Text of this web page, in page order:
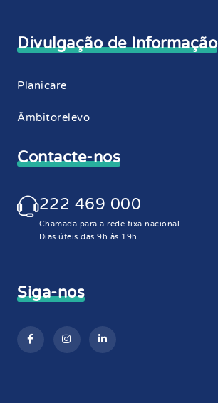
Divulgação de Informação
Planicare
Âmbitorelevo
Contacte-nos
222 469 000
Chamada para a rede fixa nacional
Dias úteis das 9h às 19h
Siga-nos